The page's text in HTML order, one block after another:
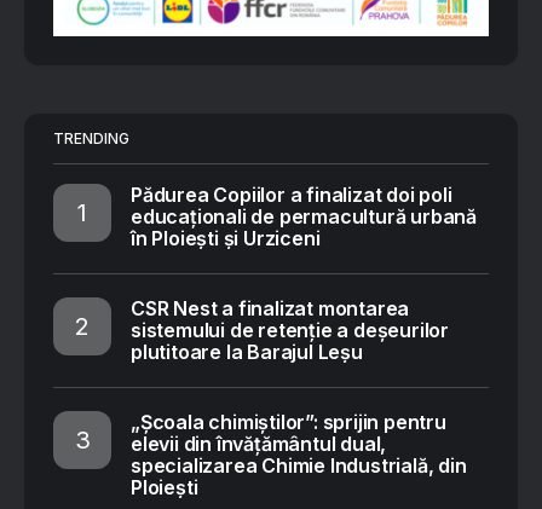
TRENDING
Pădurea Copiilor a finalizat doi poli
educaționali de permacultură urbană
în Ploiești și Urziceni
CSR Nest a finalizat montarea
sistemului de retenție a deșeurilor
plutitoare la Barajul Leșu
„Școala chimiștilor”: sprijin pentru
elevii din învățământul dual,
specializarea Chimie Industrială, din
Ploiești